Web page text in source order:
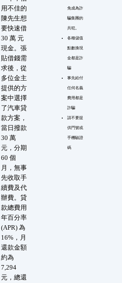
用不佳的
陳先生想
要快速借
30 萬 元
現金。張
貼借錢需
求後，從
多位金主
提供的方
案中選擇
了汽車貸
款方案，
當日撥款
30 萬
元，分期
60 個
月，無事
先收取手
續費及代
辦費。貸
款總費用
年百分率
(APR) 為
16%，月
還款金額
約為
7,294
元，總還
免成為詐
騙集團的
共犯。
各種儲值
點數換現
金都是詐
騙
事先給付
任何名義
費用都是
詐騙
請不要提
供門號或
手機驗證
碼